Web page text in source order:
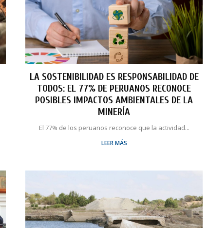
LA SOSTENIBILIDAD ES RESPONSABILIDAD DE
TODOS: EL 77% DE PERUANOS RECONOCE
POSIBLES IMPACTOS AMBIENTALES DE LA
MINERÍA
El 77% de los peruanos reconoce que la actividad...
LEER MÁS